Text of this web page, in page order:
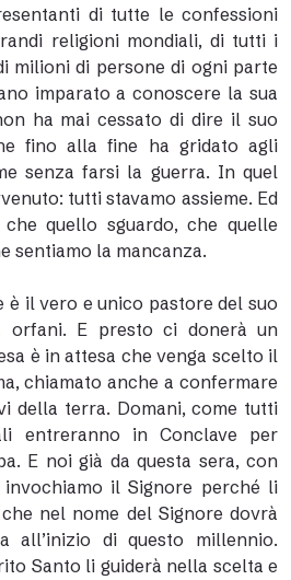
di tutte le confessioni
religioni mondiali, di tutti i
milioni di persone di ogni parte
imparato a conoscere la sua
ha mai cessato di dire il suo
fino alla fine ha gridato agli
senza farsi la guerra. In quel
tutti stavamo assieme. Ed
quello sguardo, che quelle
sentiamo la mancanza.
è il vero e unico pastore del suo
orfani. E presto ci donerà un
è in attesa che venga scelto il
chiamato anche a confermare
della terra. Domani, come tutti
entreranno in Conclave per
E noi già da questa sera, con
invochiamo il Signore perché li
nel nome del Signore dovrà
all’inizio di questo millennio.
Santo li guiderà nella scelta e